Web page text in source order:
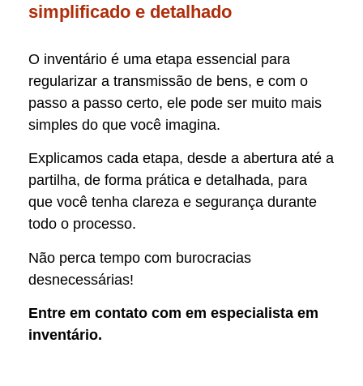
simplificado e detalhado
O inventário é uma etapa essencial para
regularizar a transmissão de bens, e com o
passo a passo certo, ele pode ser muito mais
simples do que você imagina.
Explicamos cada etapa, desde a abertura até a
partilha, de forma prática e detalhada, para
que você tenha clareza e segurança durante
todo o processo.
Não perca tempo com burocracias
desnecessárias!
Entre em contato com em especialista em
inventário.